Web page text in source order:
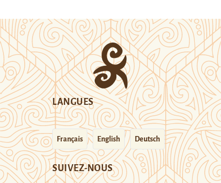
LANGUES
Français English Deutsch
SUIVEZ-NOUS